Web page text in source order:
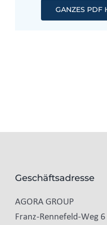
GANZES PDF
Geschäftsadresse
AGORA GROUP
Franz-Rennefeld-Weg 6